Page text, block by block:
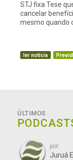
STJ fixa Tese
cancelar
mesmo quando
ler notícia
ÚLTIMOS
por:
Juruá